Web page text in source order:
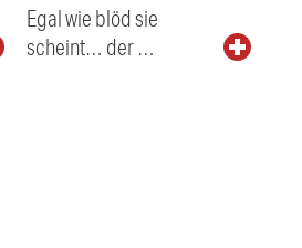
Egal wie blöd sie
scheint… der …